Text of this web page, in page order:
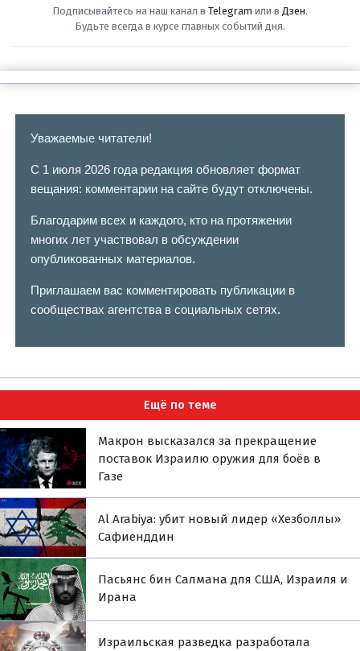
Подписывайтесь на наш канал в Telegram или в Дзен.
Будьте всегда в курсе главных событий дня.
Уважаемые читатели!
С 1 июля 2026 года редакция обновляет формат
вещания: комментарии на сайте будут отключены.
Благодарим всех и каждого, кто на протяжении
многих лет участвовал в обсуждении
опубликованных материалов.
Приглашаем вас комментировать публикации в
сообществах агентства в социальных сетях.
Ещё по теме
Макрон высказался за прекращение
поставок Израилю оружия для боёв в
Газе
Al Arabiya: убит новый лидер «Хезболлы»
Сафиенддин
Пасьянс бин Салмана для США, Израиля и
Ирана
Израильская разведка разработала